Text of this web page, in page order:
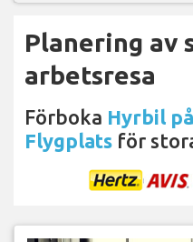
Planering av
arbetsresa
Förboka Hyrbil
Flygplats för